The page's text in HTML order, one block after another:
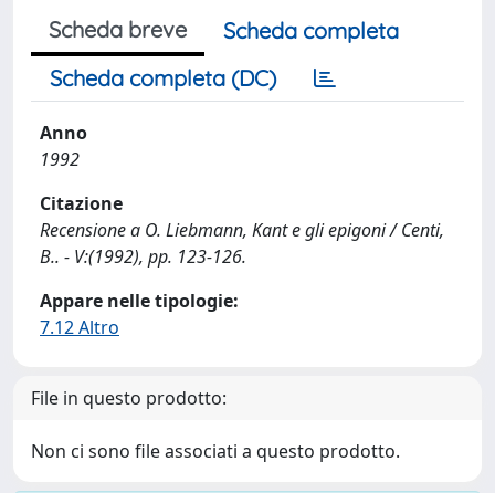
Scheda breve
Scheda completa
Scheda completa (DC)
Anno
1992
Citazione
Recensione a O. Liebmann, Kant e gli epigoni / Centi,
B.. - V:(1992), pp. 123-126.
Appare nelle tipologie:
7.12 Altro
File in questo prodotto:
Non ci sono file associati a questo prodotto.